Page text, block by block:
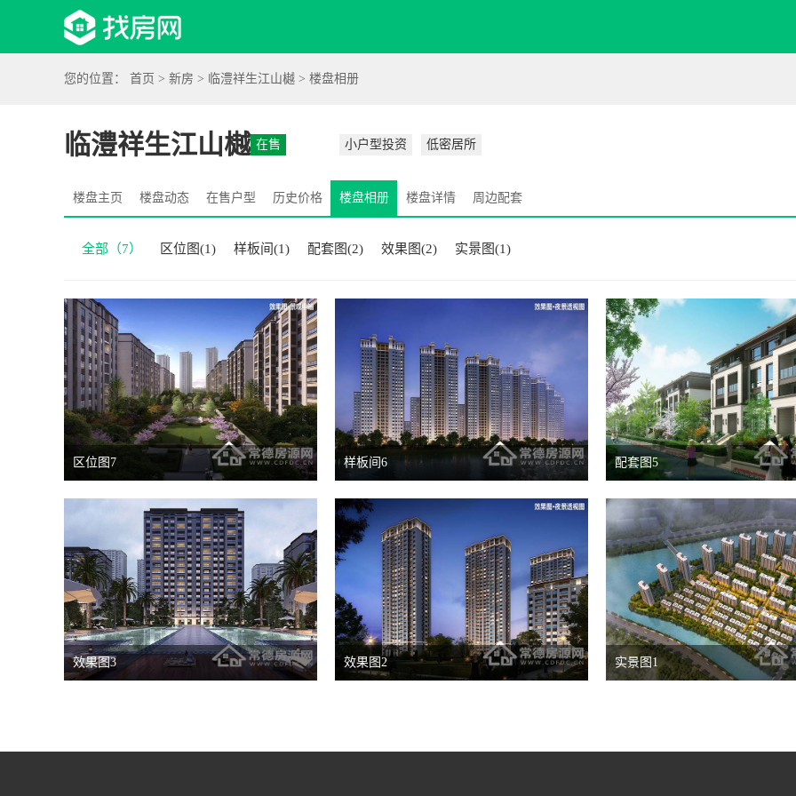
您的位置： 首页 > 新房 > 临澧祥生江山樾 > 楼盘相册
临澧祥生江山樾 在售 小户型投资 低密居所
楼盘主页 楼盘动态 在售户型 历史价格 楼盘相册 楼盘详情 周边配套
全部（7） 区位图(1) 样板间(1) 配套图(2) 效果图(2) 实景图(1)
区位图7 样板间6 配套图5
效果图3 效果图2 实景图1